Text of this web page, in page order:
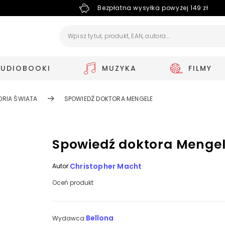
Bezpłatna wysyłka powyżej 149 zł
MUZYKA FILMY
ŚWIATA SPOWIEDŹ DOKTORA MENGELE
Spowiedź doktora
Autor:Christopher Macht
Oceń produkt
Wydawca:Bellona